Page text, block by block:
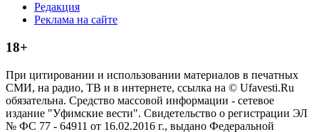
Редакция
Реклама на сайте
18+
При цитировании и использовании материалов в печатных
СМИ, на радио, ТВ и в интернете, ссылка на © Ufavesti.Ru
обязательна. Средство массовой информации - сетевое
издание "Уфимские вести". Свидетельство о регистрации ЭЛ
№ ФС 77 - 64911 от 16.02.2016 г., выдано Федеральной